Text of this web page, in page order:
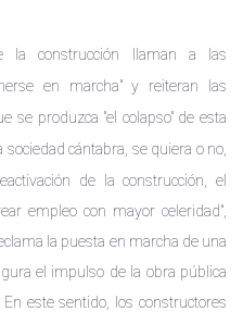
la construcción llaman a las
en marcha" y reiteran las
se produzca "el colapso" de esta
sociedad cántabra, se quiera o no,
de la construcción, el
empleo con mayor celeridad",
la puesta en marcha de una
el impulso de la obra pública
este sentido, los constructores